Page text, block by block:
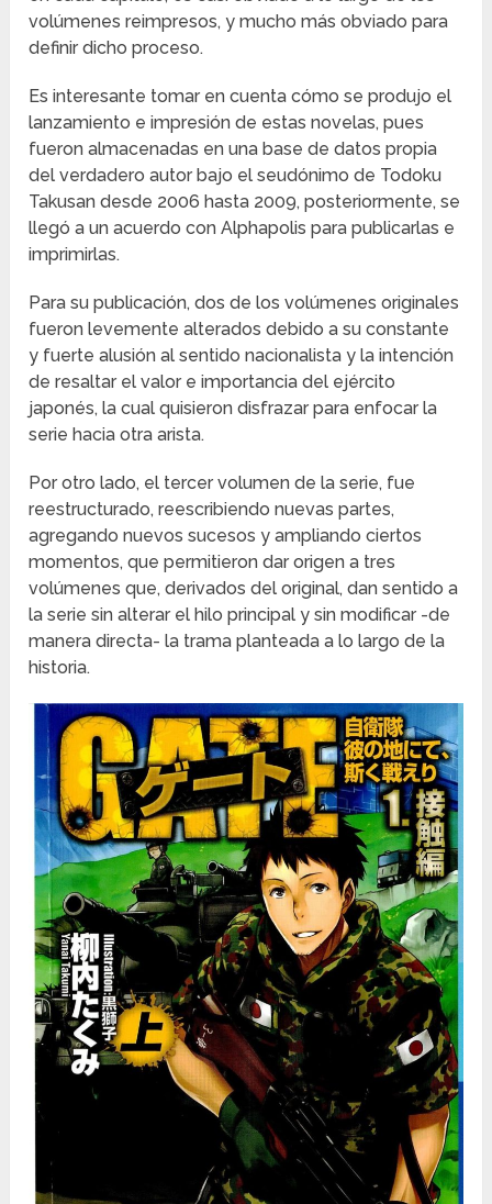
volúmenes reimpresos, y mucho más obviado para
definir dicho proceso.
Es interesante tomar en cuenta cómo se produjo el
lanzamiento e impresión de estas novelas, pues
fueron almacenadas en una base de datos propia
del verdadero autor bajo el seudónimo de Todoku
Takusan desde 2006 hasta 2009, posteriormente, se
llegó a un acuerdo con Alphapolis para publicarlas e
imprimirlas.
Para su publicación, dos de los volúmenes originales
fueron levemente alterados debido a su constante
y fuerte alusión al sentido nacionalista y la intención
de resaltar el valor e importancia del ejército
japonés, la cual quisieron disfrazar para enfocar la
serie hacia otra arista.
Por otro lado, el tercer volumen de la serie, fue
reestructurado, reescribiendo nuevas partes,
agregando nuevos sucesos y ampliando ciertos
momentos, que permitieron dar origen a tres
volúmenes que, derivados del original, dan sentido a
la serie sin alterar el hilo principal y sin modificar -de
manera directa- la trama planteada a lo largo de la
historia.